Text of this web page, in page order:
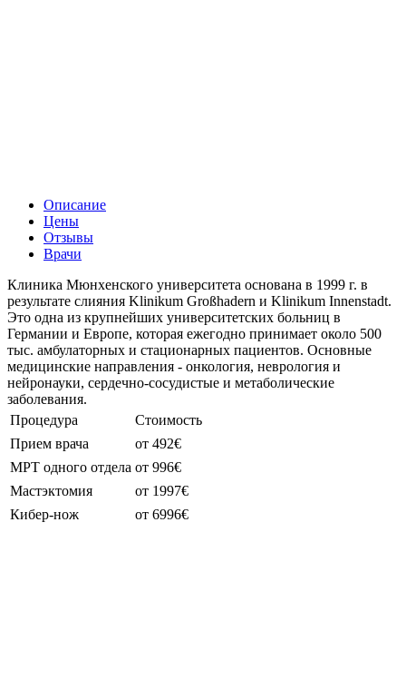
Описание
Цены
Отзывы
Врачи
Клиника Мюнхенского университета основана в 1999 г. в
результате слияния Klinikum Großhadern и Klinikum Innenstadt.
Это одна из крупнейших университетских больниц в
Германии и Европе, которая ежегодно принимает около 500
тыс. амбулаторных и стационарных пациентов. Основные
медицинские направления - онкология, неврология и
нейронауки, сердечно-сосудистые и метаболические
заболевания.
Процедура
Стоимость
Прием врача
от 492€
МРТ одного отдела от 996€
Мастэктомия
от 1997€
Кибер-нож
от 6996€